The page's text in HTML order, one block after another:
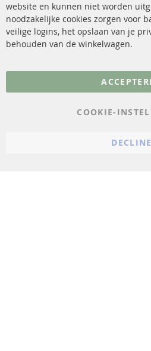
sensoren
FAQ
Gegevensbescherming
website en kunnen niet worden
noodzakelijke cookies zorgen voor
veilige logins, het opslaan van je
behouden van de winkelwagen.
COOKIE-
DECLINE